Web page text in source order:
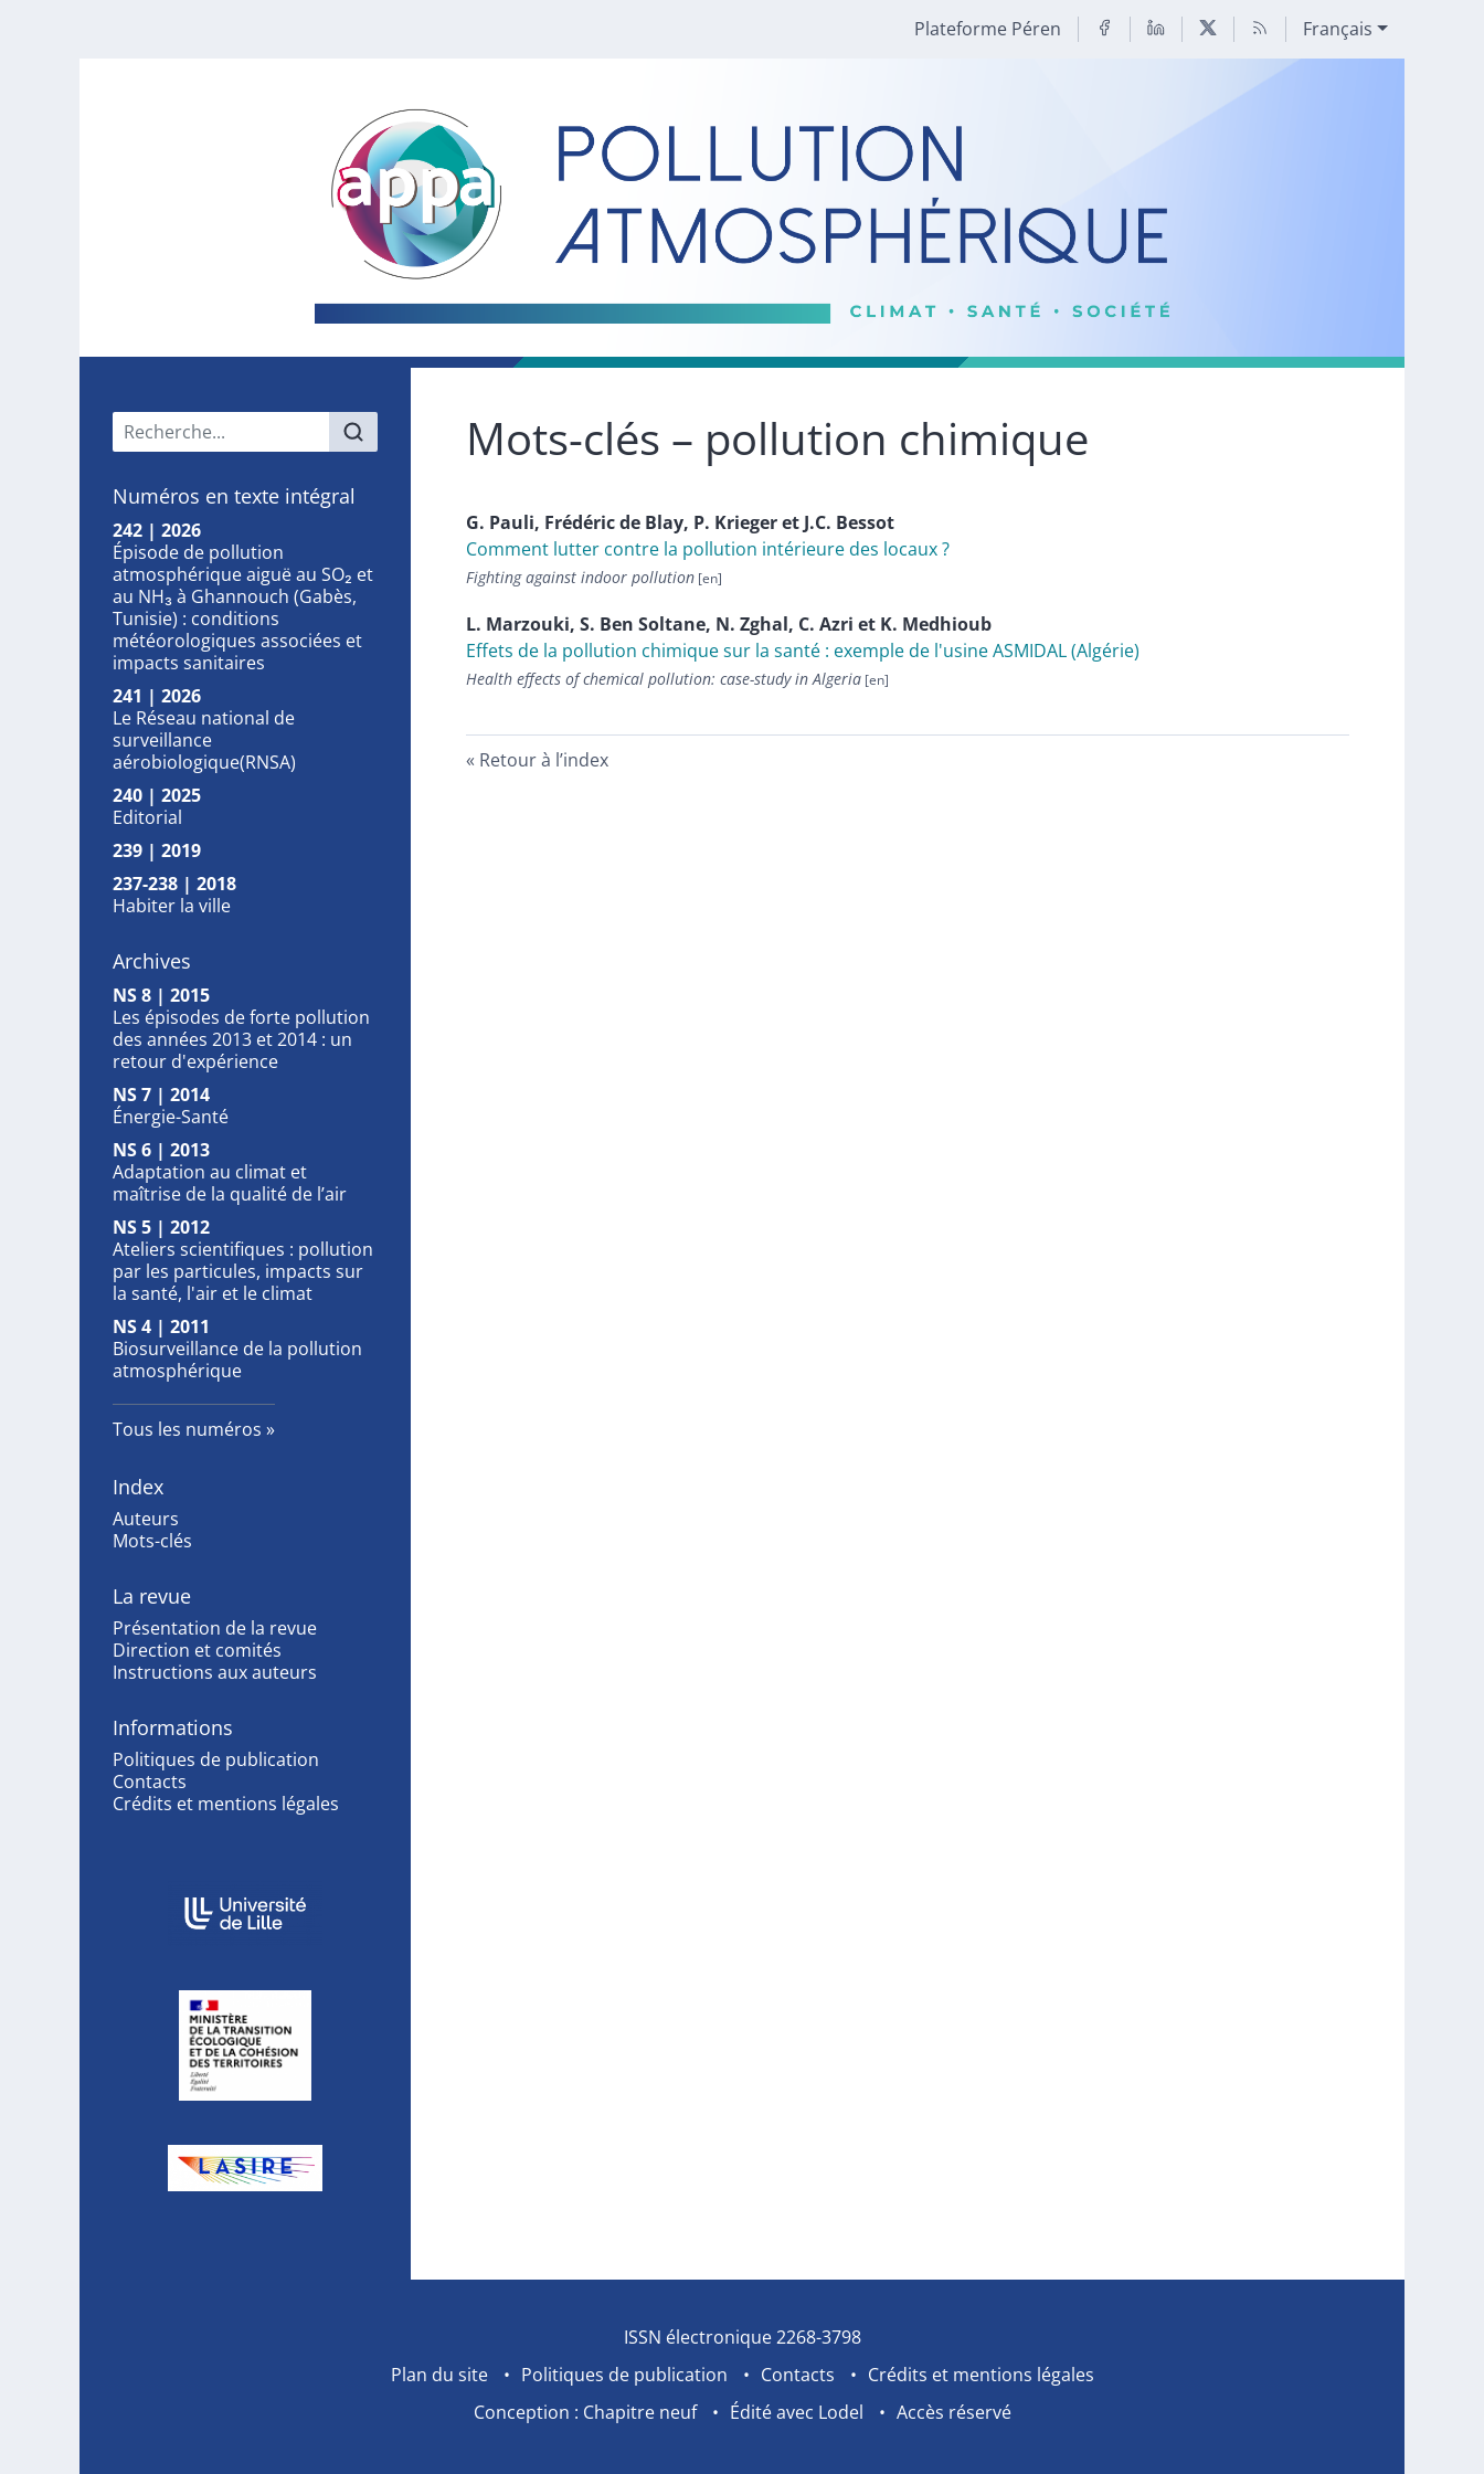
Plateforme Péren Français
Menu principal
Numéros en texte intégral
242 | 2026
Épisode de pollution
atmosphérique aiguë au SO₂ et
au NH₃ à Ghannouch (Gabès,
Tunisie) : conditions
météorologiques associées et
impacts sanitaires
241 | 2026
Le Réseau national de
surveillance
aérobiologique(RNSA)
240 | 2025
Editorial
239 | 2019
237-238 | 2018
Habiter la ville
Archives
NS 8 | 2015
Les épisodes de forte pollution
des années 2013 et 2014 : un
retour d'expérience
NS 7 | 2014
Énergie-Santé
NS 6 | 2013
Adaptation au climat et
maîtrise de la qualité de l’air
NS 5 | 2012
Ateliers scientifiques : pollution
par les particules, impacts sur
la santé, l'air et le climat
NS 4 | 2011
Biosurveillance de la pollution
atmosphérique
Tous les numéros
Index
Auteurs
Mots-clés
La revue
Présentation de la revue
Direction et comités
Instructions aux auteurs
Informations
Politiques de publication
Contacts
Crédits et mentions légales
Affiliations/partenaires
Mots-clés – pollution chimique
G. Pauli, Frédéricde Blay, P. Kriegeret J.C. Bessot
Comment lutter contre la pollution intérieure des locaux ?
Fighting against indoor pollution
L. Marzouki, S. Ben Soltane, N. Zghal, C. Azri et K. Medhioub
Effets de la pollution chimique sur la santé : exemple de l'usine ASMIDAL (Algérie)
Health effects of chemical pollution: case-study in Algeria
Retour à l’index
ISSN électronique 2268-3798
Plan du site
Politiques de publication Contacts
Crédits et mentions légales
Conception : Chapitre neuf
Édité avec Lodel Accès réservé